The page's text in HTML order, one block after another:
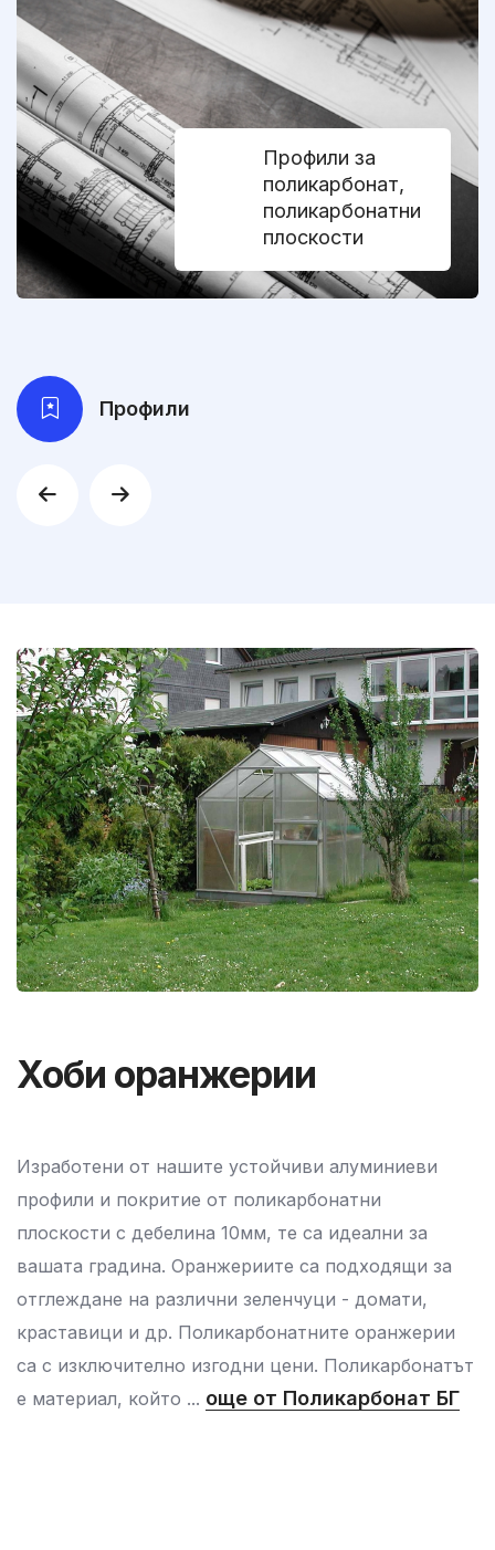
Профили за
поликарбонат,
поликарбонатни
плоскости
Профили
Професионални
оранжерии
Ние предлагаме качествени решения с
поликарбонатни плоскости. Земеделските
производители не могат да управляват външните
климатични условия, но могат да създадат
специфичен вътрешен микроклимат и да бъдат
успешни и конкурентноспособни на пазара. Ние
изработваме професионални оранжерии с